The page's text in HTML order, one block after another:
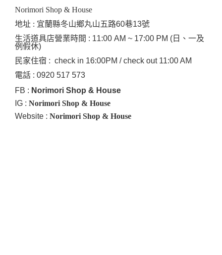
Norimori Shop & House
地址 : 宜蘭縣冬山鄉丸山五路60巷13號
生活道具店營業時間 : 11:00 AM ~ 17:00 PM (日、一及
例假休)
民家住宿 : check in 16:00PM / check out 11:00 AM
電話 : 0920 517 573
FB : Norimori Shop & House
IG : Norimori Shop & House
Website : Norimori Shop & House